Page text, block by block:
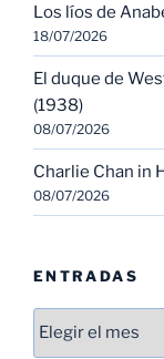
Los líos de
18/07/2026
El duque de
(1938)
08/07/2026
Charlie Chan in
08/07/2026
ENTRADAS
Entradas